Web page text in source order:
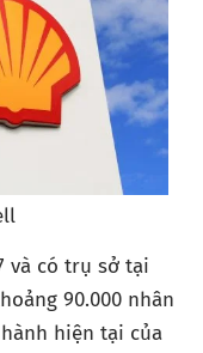
và có trụ sở tại
90.000 nhân
hiện tại của